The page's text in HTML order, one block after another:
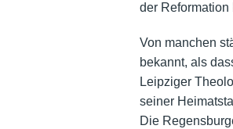
der
Von manchen
bekannt, als
Leipziger
seiner
Die